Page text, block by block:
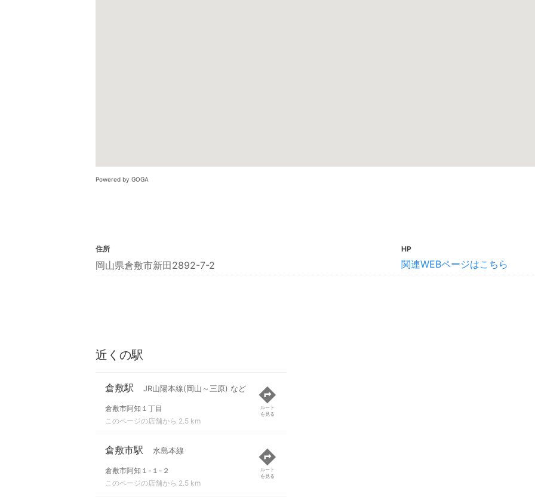
Powered by GOGA
住所
岡山県倉敷市新田2892-7-2
HP
関連WEBページはこちら
近くの駅
倉敷駅 JR山陽本線(岡山～三原) など
倉敷市阿知１丁目
このページの店舗から 2.5 km
ルート
を見る
倉敷市駅 水島本線
倉敷市阿知１-１-２
このページの店舗から 2.5 km
ルート
を見る